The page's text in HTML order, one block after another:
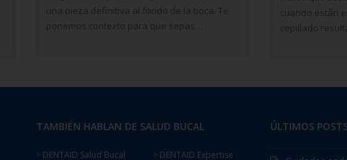
una pieza definitiva al fondo de la boca. Te
ponemos contexto para que sepas…
cuando están
cepillado
TAMBIÉN HABLAN DE SALUD BUCAL
> DENTAID Salud Bucal > DENTAID Expertise
ÚLTIMOS